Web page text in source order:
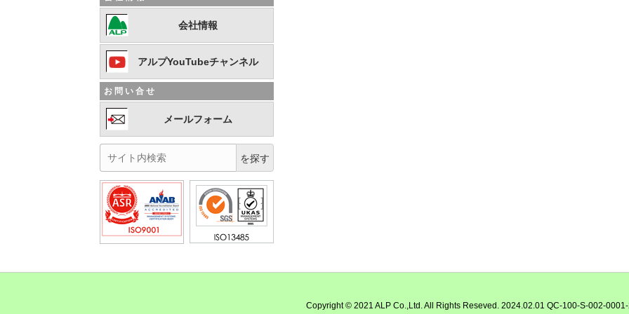
会社情報
アルプYouTubeチャンネル
お問い合せ
メールフォーム
Copyright © 2021 ALP Co.,Ltd. All Rights Reseved. 2024.02.01 QC-100-S-002-